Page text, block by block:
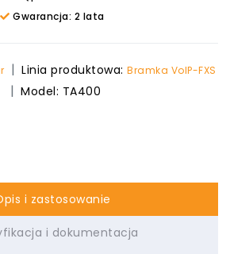
Gwarancja: 2 lata
Linia produktowa: Bramka VoIP-FXS
Model: TA400
i zastosowanie
i dokumentacja